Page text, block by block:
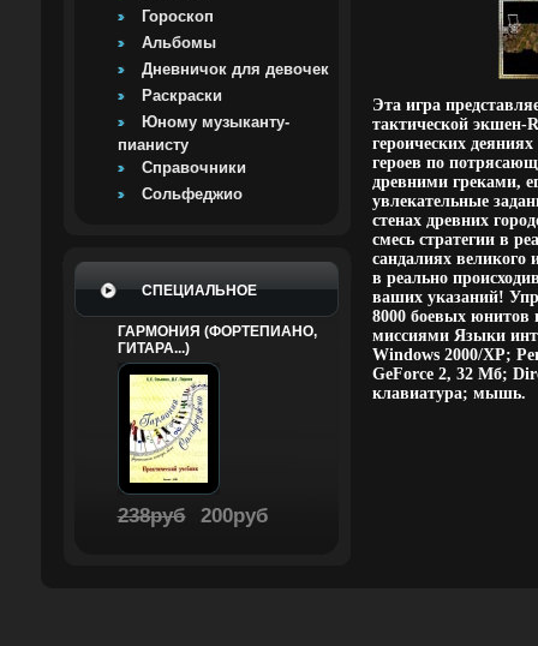
Гороскоп
Альбомы
Дневничок для девочек
Раскраски
Юному музыканту-
пианисту
Справочники
Сольфеджио
СПЕЦИАЛЬНОЕ
ГАРМОНИЯ (ФОРТЕПИАНО,
ГИТАРА...)
238руб 200руб
Эта игра
тактической экшен-
героических
героев по
древними греками,
увлекательные
стенах древних
смесь стратегии в
сандалиях великого
в реально
ваших указаний!
8000 боевых юнитов
миссиями Языки
Windows 2000/XP;
GeForce 2, 32 Мб;
клавиатура; мышь.